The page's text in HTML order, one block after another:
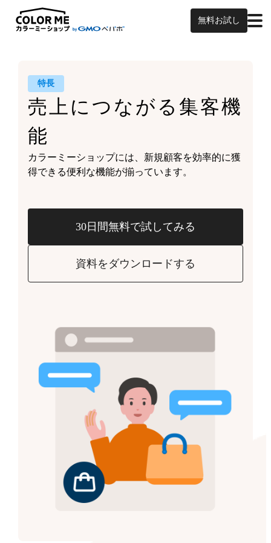
無料お試し
特長
売上につながる集客機
能
カラーミーショップには、 新規顧客を効率的に獲
得できる便利な機能が揃っています。
30日間無料で試してみる
資料をダウンロードする